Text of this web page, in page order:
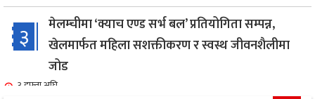
३
मेलम्चीमा ‘क्याच एण्ड सर्भ बल’ प्रतियोगिता सम्पन्न,
खेलमार्फत महिला सशक्तीकरण र स्वस्थ जीवनशैलीमा
जोड
३ हफ्ता अघि